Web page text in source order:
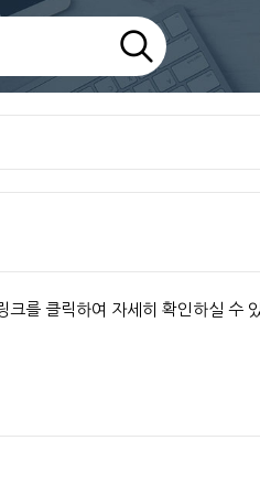
를 클릭하여 자세히 확인하실 수